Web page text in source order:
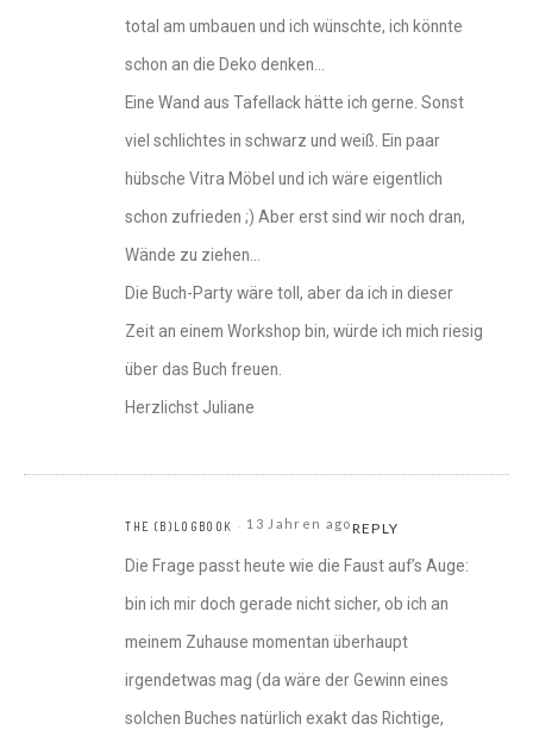
total am umbauen und ich wünschte, ich könnte
schon an die Deko denken…
Eine Wand aus Tafellack hätte ich gerne. Sonst
viel schlichtes in schwarz und weiß. Ein paar
hübsche Vitra Möbel und ich wäre eigentlich
schon zufrieden ;) Aber erst sind wir noch dran,
Wände zu ziehen…
Die Buch-Party wäre toll, aber da ich in dieser
Zeit an einem Workshop bin, würde ich mich riesig
über das Buch freuen.
Herzlichst Juliane
THE (B)LOGBOOK 13 Jahren agoREPLY
Die Frage passt heute wie die Faust auf’s Auge:
bin ich mir doch gerade nicht sicher, ob ich an
meinem Zuhause momentan überhaupt
irgendetwas mag (da wäre der Gewinn eines
solchen Buches natürlich exakt das Richtige,